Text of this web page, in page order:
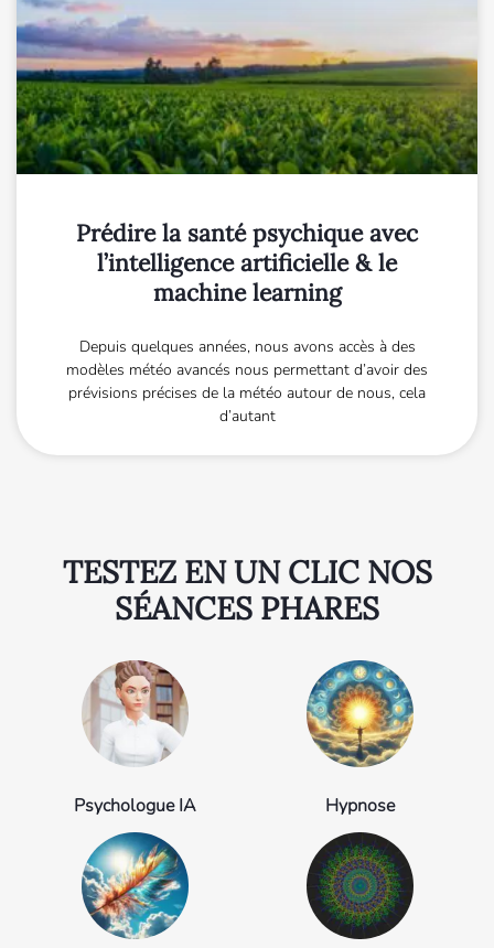
Prédire la santé psychique avec
l’intelligence artificielle & le
machine learning
Depuis quelques années, nous avons accès à des
modèles météo avancés nous permettant d’avoir des
prévisions précises de la météo autour de nous, cela
d’autant
TESTEZ EN UN CLIC NOS
SÉANCES PHARES
Psychologue IA Hypnose